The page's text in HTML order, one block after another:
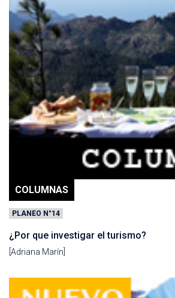
COLUMNAS
PLANEO N°14
¿Por que investigar el turismo?
[Adriana Marín]